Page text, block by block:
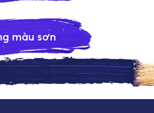
màu sơn